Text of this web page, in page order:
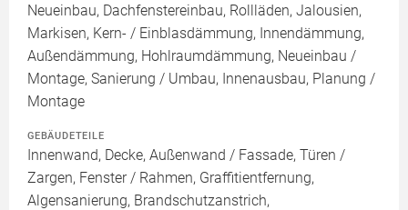
Neueinbau, Dachfenstereinbau, Rollläden, Jalousien,
Markisen, Kern- / Einblasdämmung, Innendämmung,
Außendämmung, Hohlraumdämmung, Neueinbau /
Montage, Sanierung / Umbau, Innenausbau, Planung /
Montage
GEBÄUDETEILE
Innenwand, Decke, Außenwand / Fassade, Türen /
Zargen, Fenster / Rahmen, Graffitientfernung,
Algensanierung, Brandschutzanstrich,